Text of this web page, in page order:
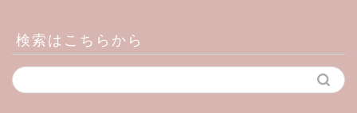
検索はこちらから